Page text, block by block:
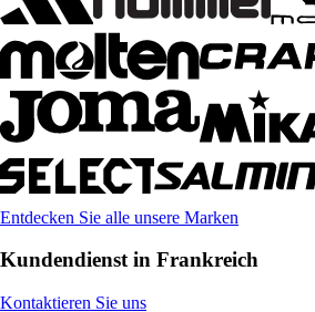
Entdecken Sie alle unsere Marken
Kundendienst in Frankreich
Kontaktieren Sie uns